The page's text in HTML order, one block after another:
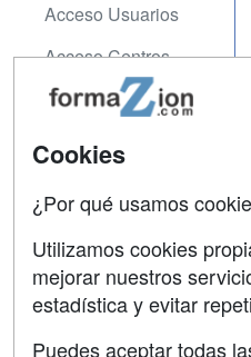
Acceso Usuarios
Acceso Centros
Contactar
Copyleft
Cookies
¿Por qué usamos
Utilizamos cookies
mejorar nuestros
estadística y evitar
Puedes aceptar todas